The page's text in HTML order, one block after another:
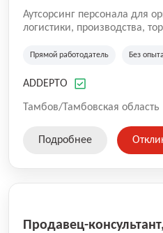
Аутсорсинг персонала для
логистики, производства,
персонала в России. Наша
собрать качественную команду. Работа без
штабелера, вахта, работа с
для мужчин, работа для
Прямой работодатель Без опыта
ADDEPTO
Тамбов/Тамбовская область
Подробнее
Продавец-